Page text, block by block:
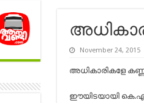
November 24, 2015
അധികാരികളേ
ഈയിടയായി